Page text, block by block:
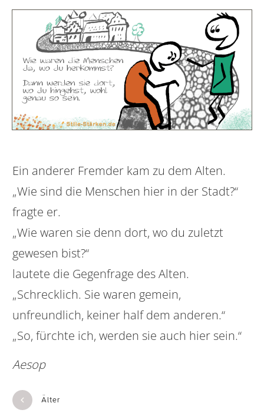
Ein anderer Fremder kam zu dem Alten.
„Wie sind die Menschen hier in der Stadt?“
fragte er.
„Wie waren sie denn dort, wo du zuletzt
gewesen bist?“
lautete die Gegenfrage des Alten.
„Schrecklich. Sie waren gemein,
unfreundlich, keiner half dem anderen.“
„So, fürchte ich, werden sie auch hier sein.“
Aesop
Älter